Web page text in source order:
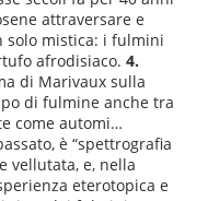
attraversare e
solo mistica: i fulmini
afrodisiaco.4.
di Marivaux sulla
di fulmine anche tra
come automi…
è “spettrografia
vellutata, e, nella
eterotopica e